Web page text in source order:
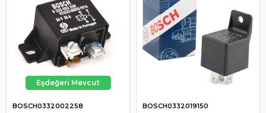
BOSCH0332002258 BOSCH0332019150